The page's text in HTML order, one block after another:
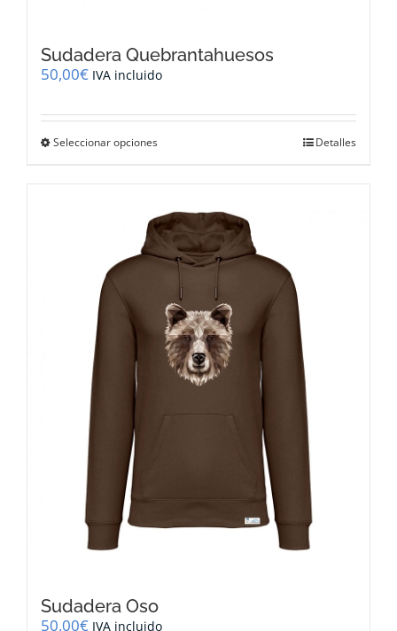
Sudadera Quebrantahuesos
50,00€ IVA incluido
Seleccionar opciones
variantes.
Las
opciones
se
pueden
elegir
en
la
página
de
producto
Detalles
Sudadera Oso
50,00€ IVA incluido